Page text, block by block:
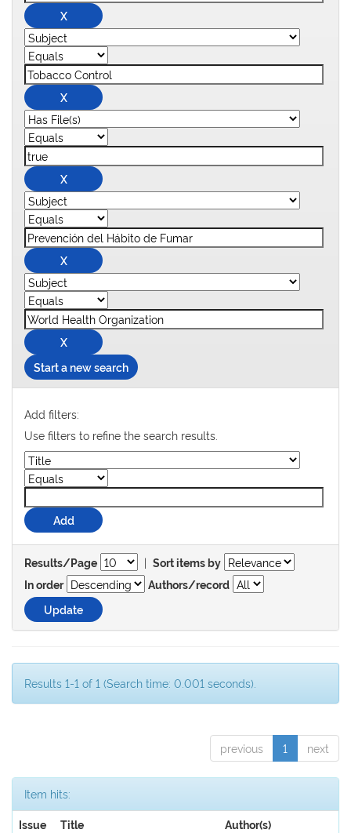
Start a new search
Add filters:
Use filters to refine the search results.
Results/Page | Sort items by
In order
Authors/record
Results 1-1 of 1 (Search time: 0.001 seconds).
previous 1 next
Item hits:
Issue
Title Author(s)